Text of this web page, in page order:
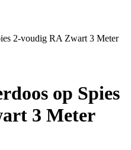
2-voudig RA Zwart 3 Meter
op Spies
3 Meter